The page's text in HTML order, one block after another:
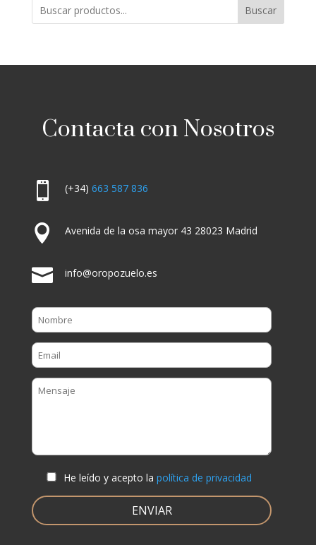
Buscar
Contacta con Nosotros
 (+34) 663 587 836
 Avenida de la osa mayor 43 28023 Madrid
 info@oropozuelo.es
He leído y acepto la política de privacidad